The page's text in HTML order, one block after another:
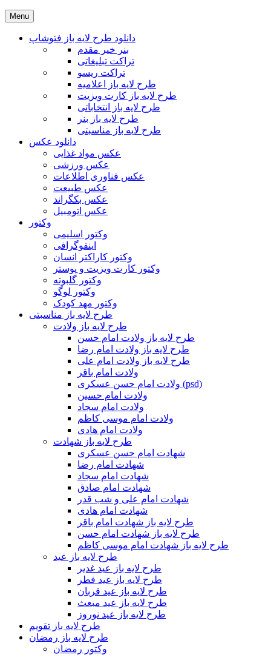
Menu
دانلود طرح لایه باز فتوشاپ
بنر خیر مقدم
تراکت تبلیغاتی
تراکت ریسو
طرح لایه باز اعلامیه
طرح لایه باز کارت ویزیت
طرح لایه باز انتخاباتی
طرح لایه باز بنر
طرح لایه باز مناسبتی
دانلود عکس
عکس مواد غذایی
عکس ورزشی
عکس فناوری اطلاعات
عکس طبیعت
عکس بکگراند
عکس اتومبیل
وکتور
وکتور اسلیمی
اینفوگرافی
وکتور کاراکتر انسان
وکتور کارت ویزیت و پوستر
وکتور گلبوته
وکتور لوگو
وکتور مهد کودک
طرح لایه باز مناسبتی
طرح لایه باز ولادت
طرح لایه باز ولادت امام حسن
طرح لایه باز ولادت امام رضا
طرح لایه باز ولادت امام علی
ولادت امام باقر
ولادت امام حسن عسکری (psd)
ولادت امام حسین
ولادت امام سجاد
ولادت امام موسی کاظم
ولادت امام هادی
طرح لایه باز شهادت
شهادت امام حسن عسکری
شهادت امام رضا
شهادت امام سجاد
شهادت امام صادق
شهادت امام علی و شب قدر
شهادت امام هادی
طرح لایه باز شهادت امام باقر
طرح لایه باز شهادت امام حسن
طرح لایه باز شهادت امام موسی کاظم
طرح لایه باز عید
طرح لایه باز عید غدیر
طرح لایه باز عید فطر
طرح لایه باز عید قربان
طرح لایه باز عید مبعث
طرح لایه باز عید نوروز
طرح لایه باز تقویم
طرح لایه باز رمضان
وکتور رمضان